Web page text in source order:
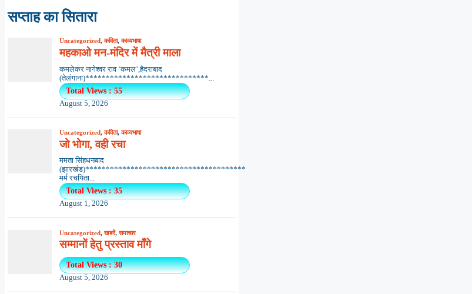
सप्ताह का सितारा
Uncategorized,कविता,काव्यभाषा
महकाओ मन-मंदिर में मैत्री माला
कमलेकर नागेश्वर राव ‘कमल’,हैदराबाद
(तेलंगाना)******************************...
Total Views : 55
August 5, 2026
Uncategorized,कविता,काव्यभाषा
जो भोगा, वही रचा
ममता सिंहधनबाद
(झारखंड)***************************************
मर्म रचयिता...
Total Views : 35
August 1, 2026
Uncategorized,खबरें,समाचार
सम्मानों हेतु प्रस्ताव माँगे
Total Views : 30
August 5, 2026